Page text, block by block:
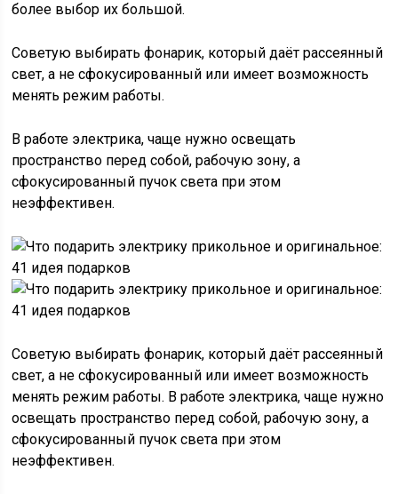
более выбор их большой.
Советую выбирать фонарик, который даёт рассеянный
свет, а не сфокусированный или имеет возможность
менять режим работы.
В работе электрика, чаще нужно освещать
пространство перед собой, рабочую зону, а
сфокусированный пучок света при этом
неэффективен.
Советую выбирать фонарик, который даёт рассеянный
свет, а не сфокусированный или имеет возможность
менять режим работы. В работе электрика, чаще нужно
освещать пространство перед собой, рабочую зону, а
сфокусированный пучок света при этом
неэффективен.